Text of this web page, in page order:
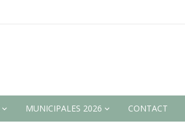
MUNICIPALES 2026 CONTACT